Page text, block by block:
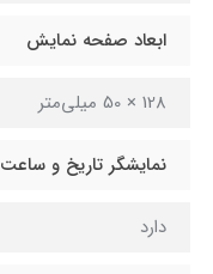
ابعاد صفحه نمایش
128 × 50 میلی‌متر
نمایشگر تاریخ و ساعت
دارد